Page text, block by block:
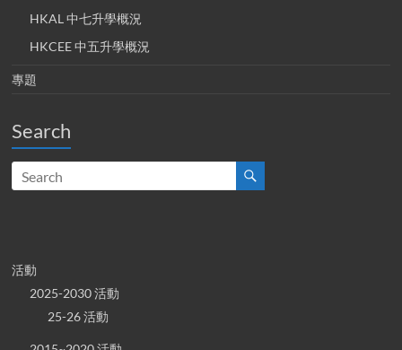
HKAL 中七升學概況
HKCEE 中五升學概況
專題
Search
活動
2025-2030 活動
25-26 活動